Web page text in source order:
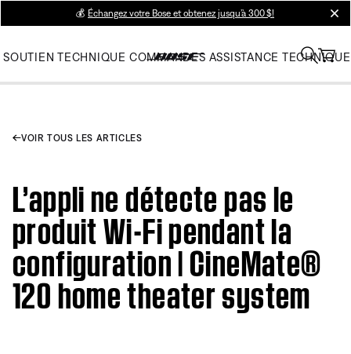
💰 Échangez votre Bose et obtenez jusqu’à 300 $!
SOUTIEN TECHNIQUE COMMANDES ASSISTANCE TECHNIQUE
VOIR TOUS LES ARTICLES
L’appli ne détecte pas le
produit Wi-Fi pendant la
configuration | CineMate®
120 home theater system